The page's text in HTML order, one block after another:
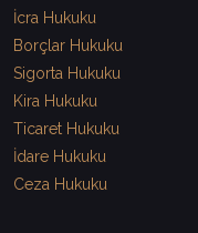
İcra Hukuku
Borçlar Hukuku
Sigorta Hukuku
Kira Hukuku
Ticaret Hukuku
İdare Hukuku
Ceza Hukuku